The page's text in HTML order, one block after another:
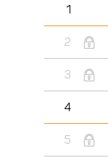
1
2
3
4
5